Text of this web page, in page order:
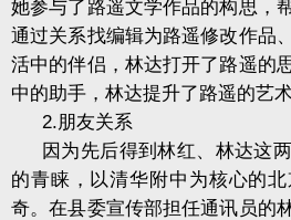
她参与了路遥文学作品的构思，
通过关系找编辑为路遥修改作品
活中的伴侣，林达打开了路遥的
中的助手，林达提升了路遥的艺术
2.朋友关系
因为先后得到林红、林达这
的青睐，以清华附中为核心的
奇。在县委宣传部担任通讯员的